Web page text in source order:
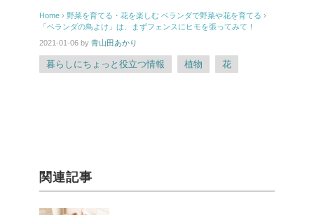
Home › 野菜を育てる・花を楽しむ ベランダで野菜や花を育てる ›
「ベランダの鳥よけ」は、まずフェンスにヒモを張ってみて！
2021-01-06 by 青山田あかり
暮らしにちょっと役立つ情報 植物 花
関連記事